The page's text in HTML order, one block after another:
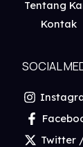
Tentang
Kontak
SOCIAL
Twitter